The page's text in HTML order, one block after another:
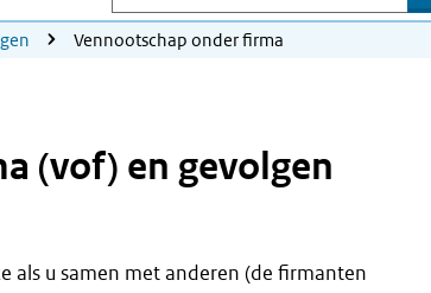
Vennootschap onder firma
(vof) en gevolgen
als u samen met anderen (de firmanten